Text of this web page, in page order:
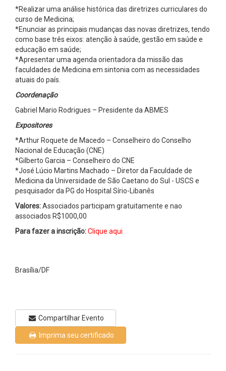
*Realizar uma análise histórica das diretrizes curriculares do
curso de Medicina;
*Enunciar as principais mudanças das novas diretrizes, tendo
como base três eixos: atenção à saúde, gestão em saúde e
educação em saúde;
*Apresentar uma agenda orientadora da missão das
faculdades de Medicina em sintonia com as necessidades
atuais do país.
Coordenação
Gabriel Mario Rodrigues – Presidente da ABMES
Expositores
*Arthur Roquete de Macedo – Conselheiro do Conselho
Nacional de Educação (CNE)
*Gilberto Garcia – Conselheiro do CNE
*José Lúcio Martins Machado – Diretor da Faculdade de
Medicina da Universidade de São Caetano do Sul - USCS e
pesquisador da PG do Hospital Sírio-Libanês
Valores:Associados participam gratuitamente e nao
associados R$1000,00
Para fazer a inscrição:Clique aqui
Brasília/DF
Compartilhar Evento
Imprima seu certificado